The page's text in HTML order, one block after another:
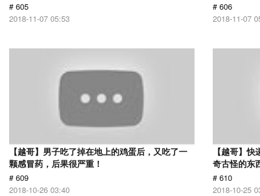
# 605
2018-11-07 05:53
# 606
2018-11-07
【越哥】男子吃了掉在地上的鸡蛋后，又吃了一
颗感冒药，后果很严重！
# 609
2018-10-26 03:40
【越哥】
奇古怪的东
# 610
2018-10-25